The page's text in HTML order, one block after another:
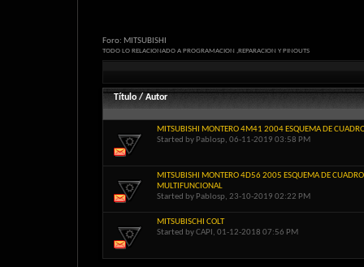
Foro: MITSUBISHI
TODO LO RELACIONADO A PROGRAMACION ,REPARACION Y PINOUTS
Título / Autor
MITSUBISHI MONTERO 4M41 2004 ESQUEMA DE
Started by Pablosp, 06-11-2019 03:58 PM
MITSUBISHI MONTERO 4D56 2005 ESQUEMA DE CUADRO
MULTIFUNCIONAL
Started by Pablosp, 23-10-2019 02:22 PM
MITSUBISCHI COLT
Started byCAPI , 01-12-2018 07:56 PM